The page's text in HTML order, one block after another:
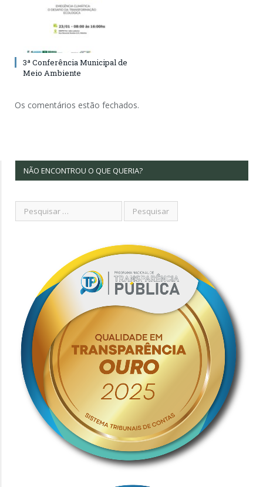
3ª Conferência Municipal de
Meio Ambiente
Os comentários estão fechados.
NÃO ENCONTROU O QUE QUERIA?